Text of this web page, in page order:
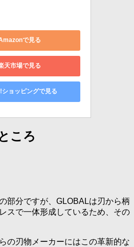
で見る
天市場で見る
ショッピングで見る
ころ
部分ですが、GLOBALは刃から柄
スで一体形成しているため、その
の刃物メーカーにはこの革新的な